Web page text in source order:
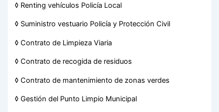
◊ Renting vehículos Policía Local
◊ Suministro vestuario Policía y Protección Civil
◊ Contrato de Limpieza Viaria
◊ Contrato de recogida de residuos
◊ Contrato de mantenimiento de zonas verdes
◊ Gestión del Punto Limpio Municipal